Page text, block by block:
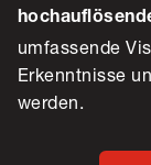
umfassende
Erkenntnisse
werden.